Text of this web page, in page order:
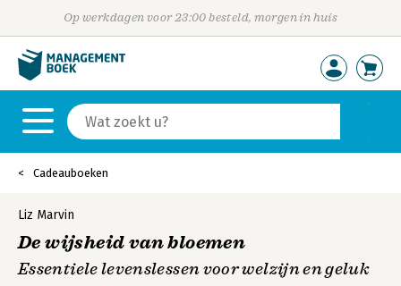
Op werkdagen voor 23:00 besteld, morgen in huis
Cadeauboeken
Liz Marvin
De wijsheid van bloemen
Essentiele levenslessen voor welzijn en geluk